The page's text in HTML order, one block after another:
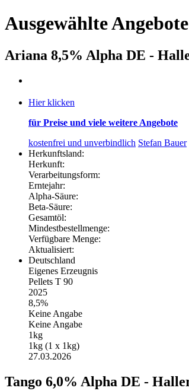
Ausgewählte Angebote
Ariana 8,5% Alpha DE -
Hier klicken
für Preise und viele weitere Angebote
kostenfrei und unverbindlich Stefan Bauer
Herkunftsland:
Herkunft:
Verarbeitungsform:
Erntejahr:
Alpha-Säure:
Beta-Säure:
Gesamtöl:
Mindestbestellmenge:
Verfügbare Menge:
Aktualisiert:
Deutschland
Eigenes Erzeugnis
Pellets T 90
2025
8,5%
Keine Angabe
Keine Angabe
1kg
1kg (1 x 1kg)
27.03.2026
Tango 6,0% Alpha DE -